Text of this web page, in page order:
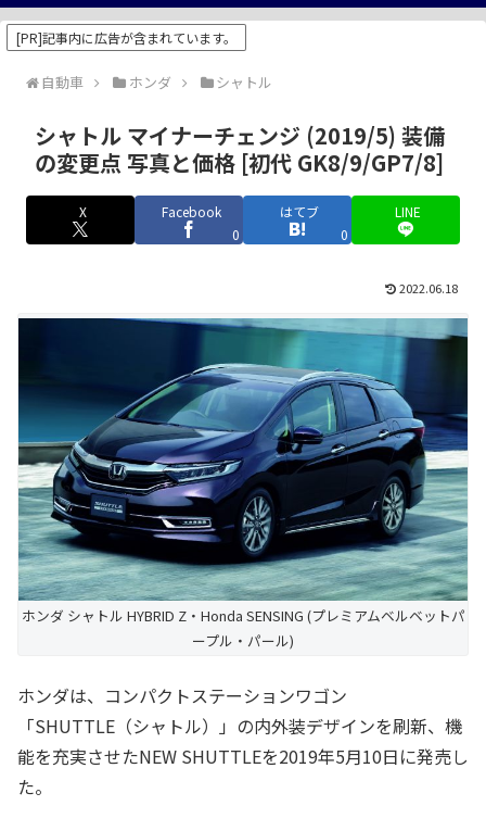
[PR]記事内に広告が含まれています。
自動車 ホンダ シャトル
シャトル マイナーチェンジ (2019/5) 装備
の変更点 写真と価格 [初代 GK8/9/GP7/8]
X
Facebook
0
はてブ
0
LINE
2022.06.18
ホンダ シャトル HYBRID Z・Honda SENSING (プレミアムベルベットパ
ープル・パール)
ホンダは、コンパクトステーションワゴン
「SHUTTLE（シャトル）」の内外装デザインを刷新、機
能を充実させたNEW SHUTTLEを2019年5月10日に発売し
た。